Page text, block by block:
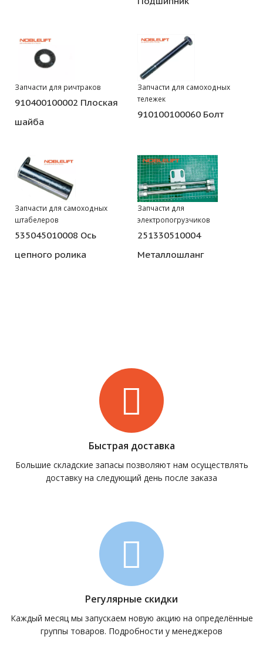
Запчасти для ричтраков
910400100002 Плоская
шайба
Запчасти для самоходных
тележек
910100100060 Болт
Запчасти для самоходных
штабелеров
535045010008 Ось
цепного ролика
Запчасти для
электропогрузчиков
251330510004
Металлошланг
Быстрая доставка
Большие складские запасы позволяют нам осуществлять
доставку на следующий день после заказа
Регулярные скидки
Каждый месяц мы запускаем новую акцию на определённые
группы товаров. Подробности у менеджеров